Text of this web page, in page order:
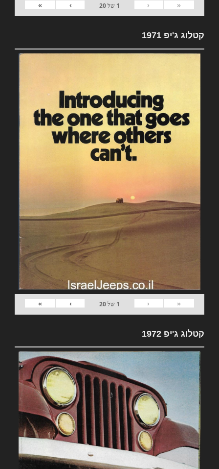
«
‹
1 של20
›
»
קטלוג ג'יפ 1971
«
‹
1 של20
›
»
קטלוג ג'יפ 1972